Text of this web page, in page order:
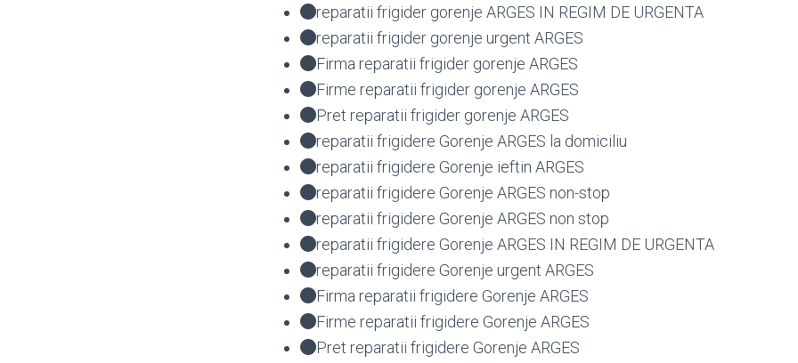
reparatii frigider gorenje ARGES IN REGIM DE URGENTA
reparatii frigider gorenje urgent ARGES
Firma reparatii frigider gorenje ARGES
Firme reparatii frigider gorenje ARGES
Pret reparatii frigider gorenje ARGES
reparatii frigidere Gorenje ARGES la domiciliu
reparatii frigidere Gorenje ieftin ARGES
reparatii frigidere Gorenje ARGES non-stop
reparatii frigidere Gorenje ARGES non stop
reparatii frigidere Gorenje ARGES IN REGIM DE URGENTA
reparatii frigidere Gorenje urgent ARGES
Firma reparatii frigidere Gorenje ARGES
Firme reparatii frigidere Gorenje ARGES
Pret reparatii frigidere Gorenje ARGES